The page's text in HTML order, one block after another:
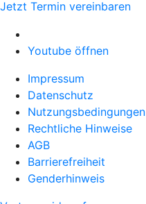
Jetzt Termin vereinbaren
Youtube öffnen
Impressum
Datenschutz
Nutzungsbedingungen
Rechtliche Hinweise
AGB
Barrierefreiheit
Genderhinweis